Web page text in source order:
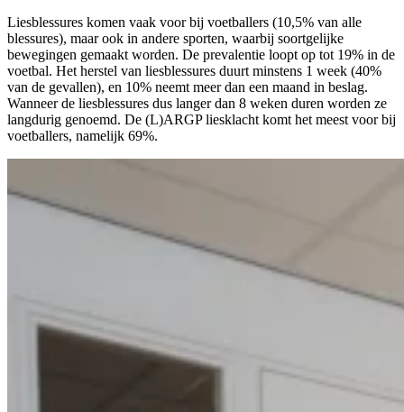
Liesblessures komen vaak voor bij voetballers (10,5% van alle
blessures), maar ook in andere sporten, waarbij soortgelijke
bewegingen gemaakt worden. De prevalentie loopt op tot 19% in de
voetbal. Het herstel van liesblessures duurt minstens 1 week (40%
van de gevallen), en 10% neemt meer dan een maand in beslag.
Wanneer de liesblessures dus langer dan 8 weken duren worden ze
langdurig genoemd. De (L)ARGP liesklacht komt het meest voor bij
voetballers, namelijk 69%.